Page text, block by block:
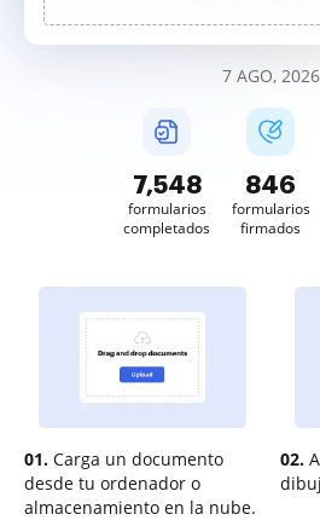
7 AGO, 2026
7,549
formularios
completados
846
formularios
firmados
01. Carga un documento
desde tu ordenador o
almacenamiento en la nube.
02.